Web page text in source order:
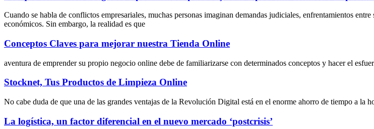
Cuando se habla de conflictos empresariales, muchas personas imaginan demandas judiciales, enfrentamientos
económicos. Sin embargo, la realidad es que
Conceptos Claves para mejorar nuestra Tienda Online
aventura de emprender su propio negocio online debe de familiarizarse con determinados conceptos y hacer el
Stocknet, Tus Productos de Limpieza Online
No cabe duda de que una de las grandes ventajas de la Revolución Digital está en el enorme ahorro de tiempo a la
La logística, un factor diferencial en el nuevo mercado ‘postcrisis’